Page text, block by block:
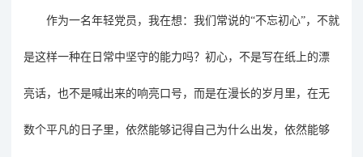
作为一名年轻党员，我在想：我们常说的“不忘初心”，不就
是这样一种在日常中坚守的能力吗？初心，不是写在纸上的漂
亮话，也不是喊出来的响亮口号，而是在漫长的岁月里，在无
数个平凡的日子里，依然能够记得自己为什么出发，依然能够